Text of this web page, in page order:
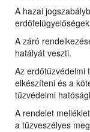
A hazai
A záró
hatályát veszti.
Az erdőtűzvédelmi
elkészíteni és a
tűzvédelmi
A rendelet
a tűzveszélyes